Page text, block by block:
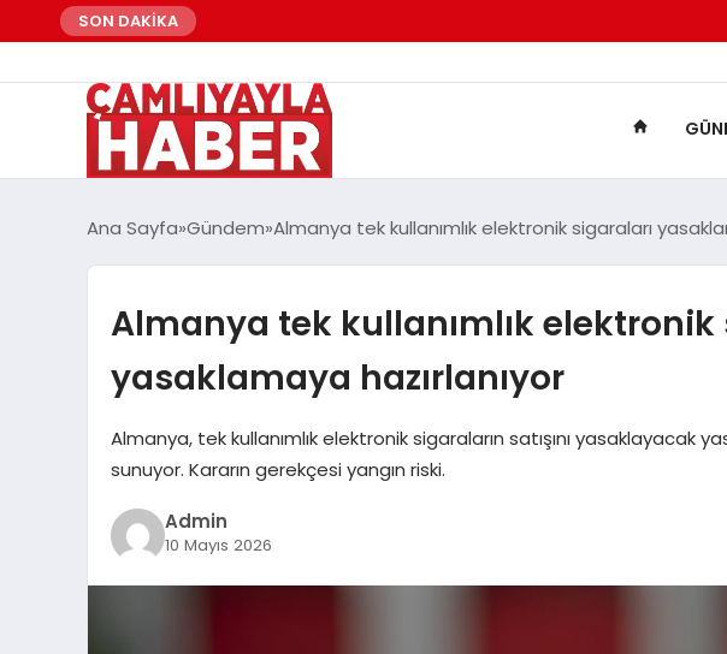
SON DAKİKA
Ana Sayfa Gündem Almanya tek kullanımlık elektronik sigaraları
Almanya tek kullanımlık elektronik
yasaklamaya hazırlanıyor
Almanya, tek kullanımlık elektronik sigaraların satışını yasaklayacak
sunuyor. Kararın gerekçesi yangın riski.
Admin
10 Mayıs 2026